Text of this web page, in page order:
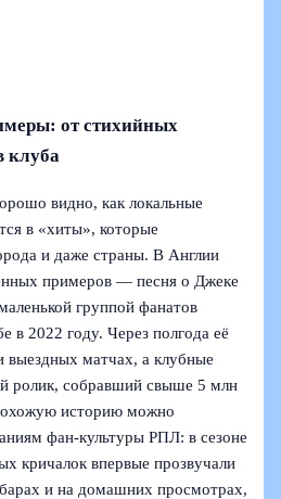
от стихийных
клуба
видно, как локальные
в «хиты», которые
и даже страны. В Англии
примеров — песня о Джеке
группой фанатов
в 2022 году. Через полгода её
матчах, а клубные
ролик, собравший свыше 5 млн
историю можно
фан-культуры РПЛ: в сезоне
кричалок впервые прозвучали
и на домашних просмотрах,